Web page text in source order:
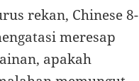
rekan, Chinese 8-
meresap
apakah